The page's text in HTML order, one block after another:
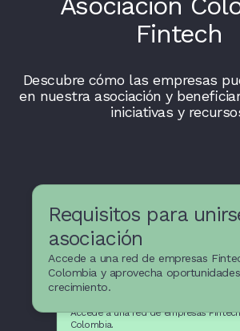
Fintech
Descubre cómo las empresas
en nuestra asociación y
iniciativas y
Requisitos para
asociación
Accede a una red de empresas
Colombia y aprovecha
crecimiento.
Recursos y apoyo para
empresas Fintech
Accede a una red de empresas
Colombia.